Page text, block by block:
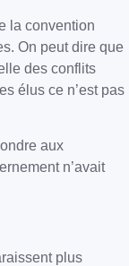
la convention
On peut dire que
des conflits
élus ce n’est pas
aux
n’avait
plus